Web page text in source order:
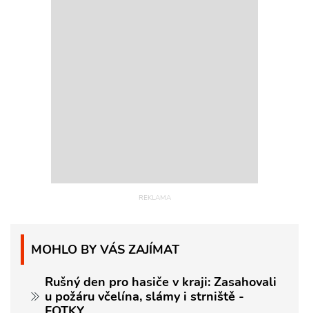
MOHLO BY VÁS ZAJÍMAT
Rušný den pro hasiče v kraji: Zasahovali
u požáru včelína, slámy i strniště -